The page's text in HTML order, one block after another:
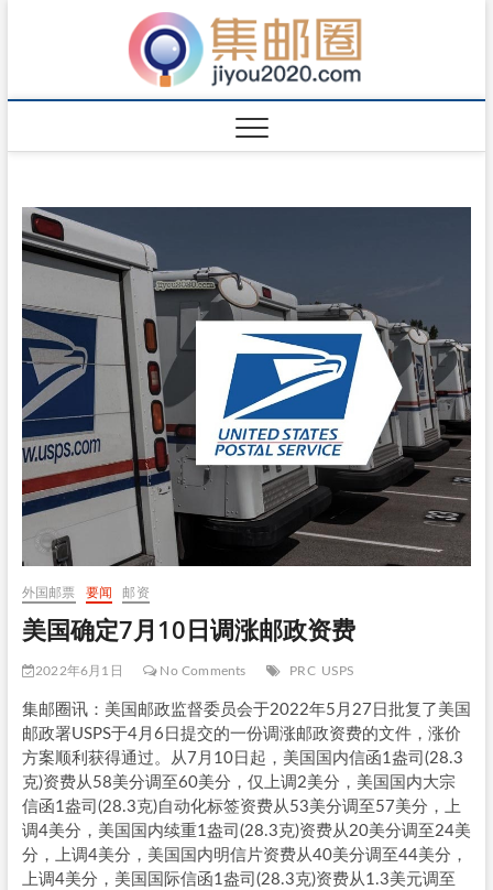
外国邮票 要闻 邮资
美国确定7月10日调涨邮政资费
2022年6月1日 No Comments PRC USPS
集邮圈讯：美国邮政监督委员会于2022年5月27日批复了美国
邮政署USPS于4月6日提交的一份调涨邮政资费的文件，涨价
方案顺利获得通过。从7月10日起，美国国内信函1盎司(28.3
克)资费从58美分调至60美分，仅上调2美分，美国国内大宗
信函1盎司(28.3克)自动化标签资费从53美分调至57美分，上
调4美分，美国国内续重1盎司(28.3克)资费从20美分调至24美
分，上调4美分，美国国内明信片资费从40美分调至44美分，
上调4美分，美国国际信函1盎司(28.3克)资费从1.3美元调至